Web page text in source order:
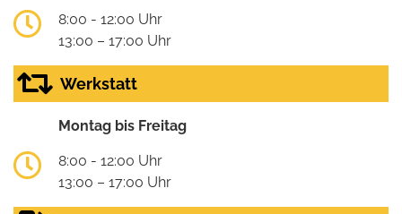
8:00 - 12:00 Uhr
13:00 – 17:00 Uhr
Werkstatt
Montag bis Freitag
8:00 - 12:00 Uhr
13:00 – 17:00 Uhr